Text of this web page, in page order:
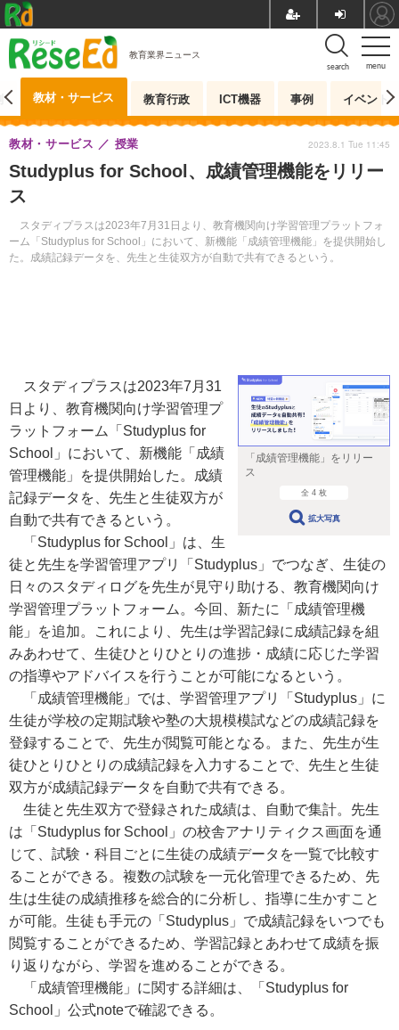
menu
search
教育業界ニュース
教材・サービス 教育行政 ICT機器 事例 イベント
Studyplus for School、成績管理機能をリリー
ス
スタディプラスは2023年7月31日より、教育機関向け学習管理プラットフォ
ーム「Studyplus for School」において、新機能「成績管理機能」を提供開始し
た。成績記録データを、先生と生徒双方が自動で共有できるという。
教材・サービス 授業 2023.8.1 Tue 11:45
「成績管理機能」をリリー
ス
全 4 枚
拡大写真
スタディプラスは2023年7月31
日より、教育機関向け学習管理プ
ラットフォーム「Studyplus for
School」において、新機能「成績
管理機能」を提供開始した。成績
記録データを、先生と生徒双方が
自動で共有できるという。
「Studyplus for School」は、生
徒と先生を学習管理アプリ「Studyplus」でつなぎ、生徒の
日々のスタディログを先生が見守り助ける、教育機関向け
学習管理プラットフォーム。今回、新たに「成績管理機
能」を追加。これにより、先生は学習記録に成績記録を組
みあわせて、生徒ひとりひとりの進捗・成績に応じた学習
の指導やアドバイスを行うことが可能になるという。
「成績管理機能」では、学習管理アプリ「Studyplus」に
生徒が学校の定期試験や塾の大規模模試などの成績記録を
登録することで、先生が閲覧可能となる。また、先生が生
徒ひとりひとりの成績記録を入力することで、先生と生徒
双方が成績記録データを自動で共有できる。
生徒と先生双方で登録された成績は、自動で集計。先生
は「Studyplus for School」の校舎アナリティクス画面を通
じて、試験・科目ごとに生徒の成績データを一覧で比較す
ることができる。複数の試験を一元化管理できるため、先
生は生徒の成績推移を総合的に分析し、指導に生かすこと
が可能。生徒も手元の「Studyplus」で成績記録をいつでも
閲覧することができるため、学習記録とあわせて成績を振
り返りながら、学習を進めることができる。
「成績管理機能」に関する詳細は、「Studyplus for
School」公式noteで確認できる。